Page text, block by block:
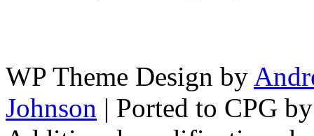
WP Theme Design by
Johnson | Ported to CPG